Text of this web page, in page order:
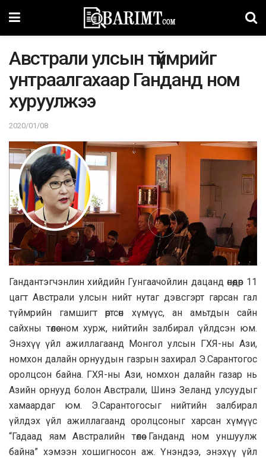
Австрали улсын түймрийг
унтраалгахаар Ганданд ном
хуруулжээ
2020/01/08
Гандантэгчэнлин хийдийн Гунгаачойлин дацанд өнөөдөр 11
цагт Австрали улсын нийт нутаг дэвсгэрт гарсан гал
түймрийн гамшигт өртсөн хүмүүс, ан амьтдын сайн
сайхны төлөө ном хурж, нийтийн залбирал үйлдсэн юм.
Энэхүү үйл ажиллагаанд Монгол улсын ГХЯ-ны Ази,
номхон далайн орнуудын газрын захирал Э.Сарантогос
оролцсон байна. ГХЯ-ны Ази, номхон далайн газар нь
Азийн орнууд болон Австрали, Шинэ Зеланд улсуудыг
хамаардаг юм. Э.Сарантогосыг нийтийн залбирал
үйлдэх үйл ажиллагаанд оролцсоныг харсан хүмүүс
“Гадаад яам Австралийн төлөө Ганданд ном уншуулж
байна” хэмээн хошигносон аж. Үнэндээ, энэхүү үйл